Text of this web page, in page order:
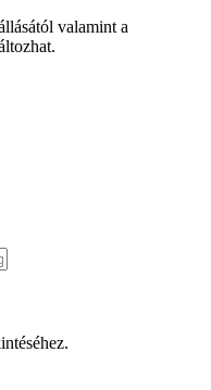
valamint a